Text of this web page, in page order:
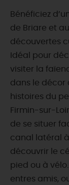
Bénéficiez
de Briare et
découvertes
Idéal pour
visiter la
dans le décor
histoires du
Firmin-sur-
de se situer
canal latéral
découvrir le
pied ou à
entres amis,